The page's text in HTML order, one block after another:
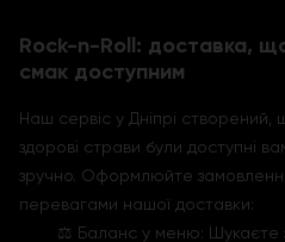
Rock-n-Roll: доставка,
смак доступним
Наш сервіс у Дніпрі створений,
здорові страви були доступні
зручно. Оформлюйте
перевагами нашої доставки:
⚖️ Баланс у меню: Шукаєте